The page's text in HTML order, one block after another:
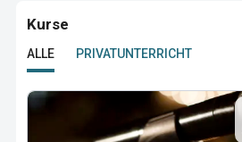
Kurse
ALLE PRIVATUNTERRICHT